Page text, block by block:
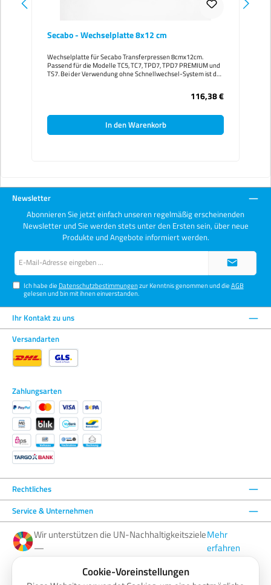
Secabo - Wechselplatte 8x12 cm
Wechselplatte für Secabo Transferpressen 8cmx12cm.
Passend für die Modelle TC5, TC7, TPD7, TPD7 PREMIUM und
TS7. Bei der Verwendung ohne Schnellwechsel-System ist das
montierbar. Mit einem Secabo Schnellwechsler sind die
Verpressen von Objekten auf der kleinstmöglichen Fläche. So
werden Oberflächen und andere Transfers geschont.
116,38 €
In den Warenkorb
Newsletter
Abonnieren Sie jetzt einfach unseren regelmäßig erscheinenden
Newsletter und Sie werden stets unter den Ersten sein, über neue
Produkte und Angebote informiert werden.
Ich habe die Datenschutzbestimmungenzur Kenntnis genommen und dieAGB
gelesen und bin mit ihnen einverstanden.
Ihr Kontakt zu uns
Versandarten
Zahlungsarten
Rechtliches
Service & Unternehmen
Wir unterstützen die UN-Nachhaltigkeitsziele
—
Mehr
erfahren
Facebook Instagram YouTube LinkedIn
Cookie-Voreinstellungen